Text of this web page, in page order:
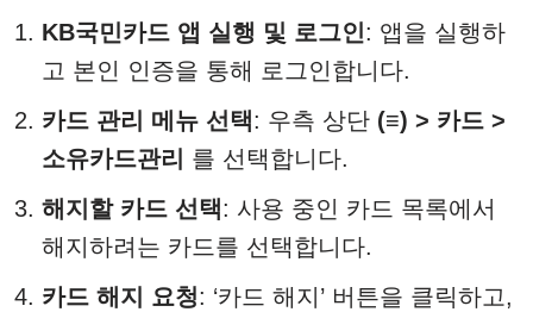
KB국민카드 앱 실행 및 로그인: 앱을 실행하
고 본인 인증을 통해 로그인합니다.​
카드 관리 메뉴 선택: 우측 상단 (≡) > 카드 >
소유카드관리 를 선택합니다.
해지할 카드 선택: 사용 중인 카드 목록에서
해지하려는 카드를 선택합니다.​
카드 해지 요청: ‘카드 해지’ 버튼을 클릭하고,